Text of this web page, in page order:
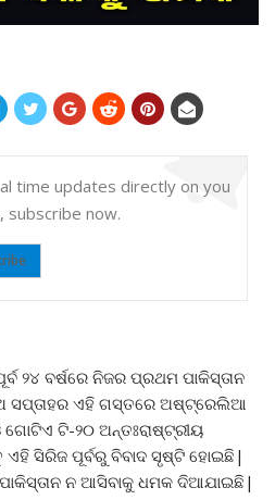
time updates directly on you
subscribe now.
୨୪ ବର୍ଷରେ ନିଜର ପ୍ରଥମ ପାକିସ୍ତାନ
ସପ୍ତାହର ଏହି ଗସ୍ତରେ ଅଷ୍ଟ୍ରେଲିଆ
ଟି-୨୦ ଅନ୍ତଃରାଷ୍ଟ୍ରୀୟ
ସିରିଜ ପୂର୍ବରୁ ବିବାଦ ସୃଷ୍ଟି ହୋଇଛି|
ନ ଆସିବାକୁ ଧମକ ଦିଆଯାଇଛି|